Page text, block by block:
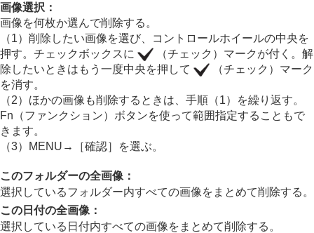
画像を削除する
不要な画像を選んで削除する（削除）
2度押しで削除
削除確認画面
スロット1/2の削除
テレビと接続して画像を見る
カメラの設定を変更する
スマートフォンでできること
パソコンでできること
資料
故障かな？と思ったら
画像選択 ：
画像を何枚か選んで削除する。
（1）削除したい画像を選び、コントロールホイールの中央を
押す。チェックボックスに
（チェック）マークが付く。解
除したいときはもう一度中央を押して
（チェック）マーク
を消す。
（2）ほかの画像も削除するときは、手順（1）を繰り返す。
Fn（ファンクション）ボタンを使って範囲指定することもで
きます。
（3）
MENU → ［確認］ を選ぶ。
このフォルダーの全画像 ：
選択しているフォルダー内すべての画像をまとめて削除する。
この日付の全画像 ：
選択している日付内すべての画像をまとめて削除する。